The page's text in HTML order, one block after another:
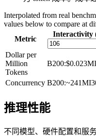
Interpolated from real
values below to compare at
Metric
Interactivity
Dollar per
Million
Tokens
B200:$0.023
Concurrency B200:~241
推理性能
不同模型、硬件配置和服